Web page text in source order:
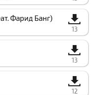
Фарид Банг)
13
13
12